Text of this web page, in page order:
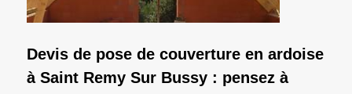
Devis de pose de couverture en ardoise
à Saint Remy Sur Bussy : pensez à